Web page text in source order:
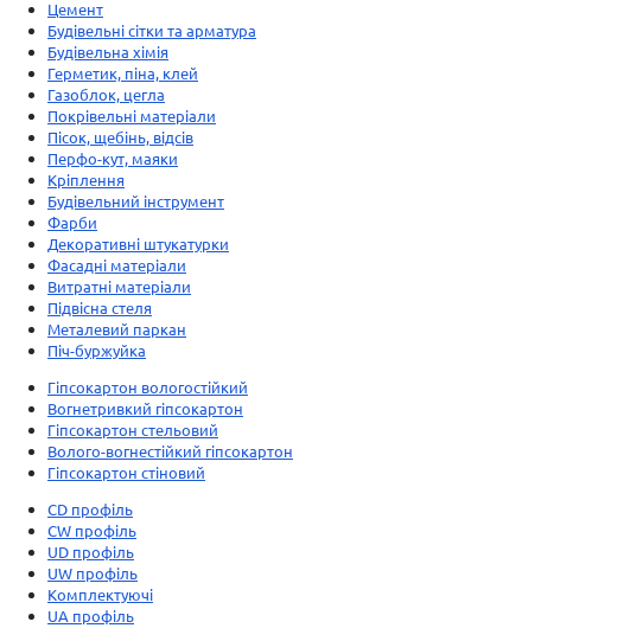
Цемент
Будівельні сітки та арматура
Будівельна хімія
Герметик, піна, клей
Газоблок, цегла
Покрівельні матеріали
Пісок, щебінь, відсів
Перфо-кут, маяки
Кріплення
Будівельний інструмент
Фарби
Декоративні штукатурки
Фасадні матеріали
Витратні матеріали
Підвісна стеля
Металевий паркан
Піч-буржуйка
Гіпсокартон вологостійкий
Вогнетривкий гіпсокартон
Гіпсокартон стельовий
Волого-вогнестійкий гіпсокартон
Гіпсокартон стіновий
CD профіль
CW профіль
UD профіль
UW профіль
Комплектуючі
UA профіль